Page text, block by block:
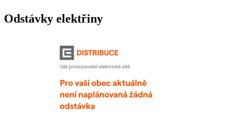
Odstávky elektřiny